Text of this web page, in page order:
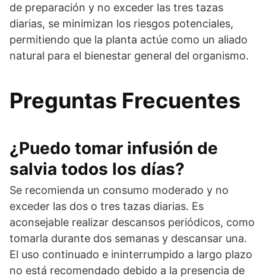
de preparación y no exceder las tres tazas
diarias, se minimizan los riesgos potenciales,
permitiendo que la planta actúe como un aliado
natural para el bienestar general del organismo.
Preguntas Frecuentes
¿Puedo tomar infusión de
salvia todos los días?
Se recomienda un consumo moderado y no
exceder las dos o tres tazas diarias. Es
aconsejable realizar descansos periódicos, como
tomarla durante dos semanas y descansar una.
El uso continuado e ininterrumpido a largo plazo
no está recomendado debido a la presencia de